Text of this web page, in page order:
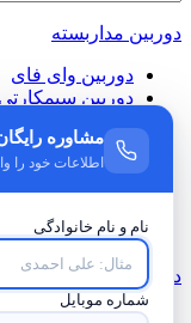
دوربین مداربسته
دوربین وای فای
دوربین سیمکارتی
دوربین ثبت وقایع
دوربین مخفی
دوربین شلنگی
دوربین IP
دستگاه ضبط
دستگاه DVR
مشاوره
اطلاعات خود را
نام و نام خانوادگی
شماره موبایل